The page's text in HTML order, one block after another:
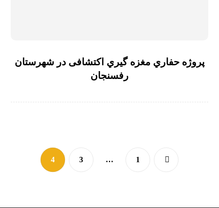
پروژه حفاري مغزه گیري اکتشافی در شهرستان
رفسنجان
1
…
3
4